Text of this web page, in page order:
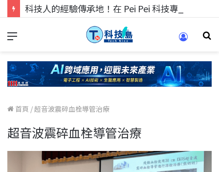
首頁 /超音波震碎血栓導管治療
超音波震碎血栓導管治療